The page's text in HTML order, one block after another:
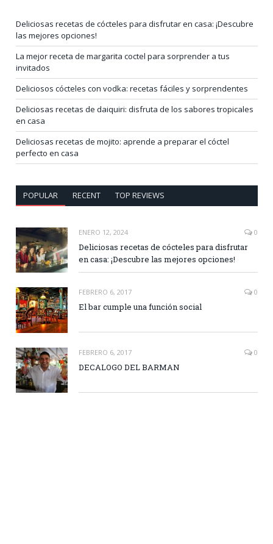
Deliciosas recetas de cócteles para disfrutar en casa: ¡Descubre
las mejores opciones!
La mejor receta de margarita coctel para sorprender a tus
invitados
Deliciosos cócteles con vodka: recetas fáciles y sorprendentes
Deliciosas recetas de daiquiri: disfruta de los sabores tropicales
en casa
Deliciosas recetas de mojito: aprende a preparar el cóctel
perfecto en casa
POPULAR RECENT TOP REVIEWS
ENERO 12, 2024 0
Deliciosas recetas de cócteles para disfrutar
en casa: ¡Descubre las mejores opciones!
FEBRERO 6, 2017 0
El bar cumple una función social
FEBRERO 6, 2017 0
DECALOGO DEL BARMAN